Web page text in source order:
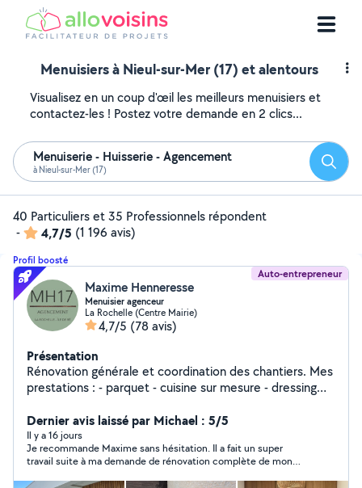
Menuisiers à Nieul-sur-Mer (17) et alentours
Visualisez en un coup d'œil les meilleurs menuisiers et
contactez-les ! Postez votre demande en 2 clics...
Menuiserie - Huisserie - Agencement
à Nieul-sur-Mer (17)
40 Particuliers et 35 Professionnels répondent
-
4,7/5 (1 196 avis)
Profil boosté
Auto-entrepreneur
Maxime Henneresse
Menuisier agenceur
La Rochelle (Centre Mairie)
4,7/5 (78 avis)
Présentation
Rénovation générale et coordination des chantiers. Mes
prestations : - parquet - cuisine sur mesure - dressing
Placo ) - bandes - peinture - carrelage sol et mur -
Dernier avis laissé par Michael : 5/5
Il y a 16 jours
Je recommande Maxime sans hésitation. Il a fait un super
travail suite à ma demande de rénovation complète de mon